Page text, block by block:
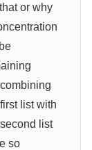
or why
list with
list
so